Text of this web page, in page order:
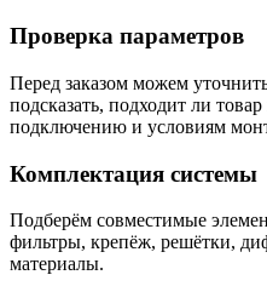
Проверка параметров
Перед заказом можем
подсказать, подходит ли
подключению и условиям
Комплектация системы
Подберём совместимые
фильтры, крепёж, решётки,
материалы.